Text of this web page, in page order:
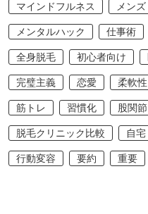
マインドフルネス メンズ
メンタルハック 仕事術
全身脱毛 初心者向け
完璧主義 恋愛 柔軟性
筋トレ 習慣化 股関節
脱毛クリニック比較 自宅
行動変容 要約 重要